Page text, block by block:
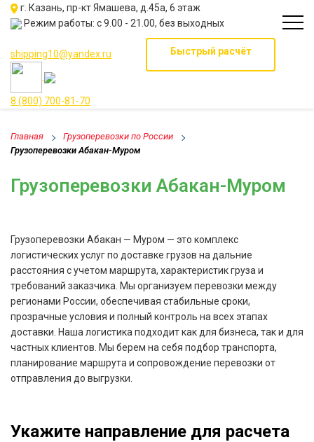
г. Казань, пр-кт Ямашева, д.45а, 6 этаж
Режим работы: с 9.00 - 21.00, без выходных
shipping10@yandex.ru
8 (800) 700-81-70
Быстрый расчёт
Главная
Грузоперевозки по России
Грузоперевозки Абакан-Муром
Грузоперевозки Абакан-Муром
Грузоперевозки Абакан — Муром — это комплекс
логистических услуг по доставке грузов на дальние
расстояния с учетом маршрута, характеристик груза и
требований заказчика. Мы организуем перевозки между
регионами России, обеспечивая стабильные сроки,
прозрачные условия и полный контроль на всех этапах
доставки. Наша логистика подходит как для бизнеса, так и для
частных клиентов. Мы берем на себя подбор транспорта,
планирование маршрута и сопровождение перевозки от
отправления до выгрузки.
Укажите направление для расчета